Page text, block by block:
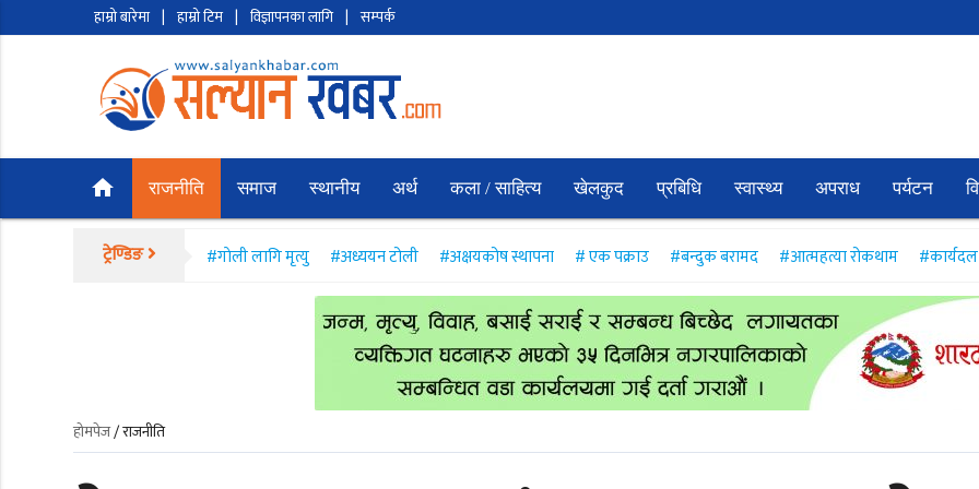
हाम्रो बारेमा | हाम्रो टिम | विज्ञापनका लागि | सम्पर्क
home राजनीति समाज स्थानीय अर्थ कला / साहित्य खेलकुद प्रबिधि स्वास्थ्य अपराध पर्यटन
ट्रेण्डिङ #गाेली लागि मृत्यु #अध्ययन टोली #अक्षयकोष स्थापना # एक पक्राउ #बन्दुक बरामद #आत्महत्या रोकथाम
होमपेज/ राजनीति